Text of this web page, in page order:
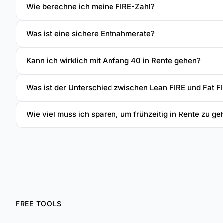
Wie berechne ich meine FIRE-Zahl?
Was ist eine sichere Entnahmerate?
Kann ich wirklich mit Anfang 40 in Rente gehen?
Was ist der Unterschied zwischen Lean FIRE und Fat
Wie viel muss ich sparen, um frühzeitig in Rente zu
FREE TOOLS